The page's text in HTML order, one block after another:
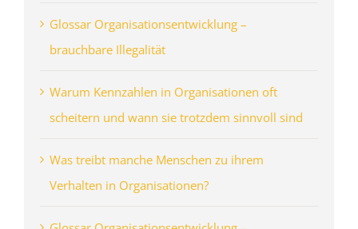
Glossar Organisationsentwicklung –
brauchbare Illegalität
Warum Kennzahlen in Organisationen oft
scheitern und wann sie trotzdem sinnvoll sind
Was treibt manche Menschen zu ihrem
Verhalten in Organisationen?